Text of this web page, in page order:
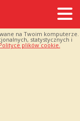
na Twoim komputerze.
statystycznych i
plików cookie.